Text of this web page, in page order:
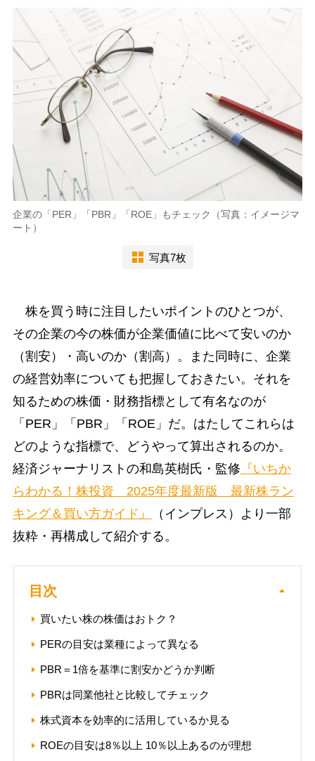
企業の「PER」「PBR」「ROE」もチェック（写真：イメージマ
ート）
写真7枚
株を買う時に注目したいポイントのひとつが、
その企業の今の株価が企業価値に比べて安いのか
（割安）・高いのか（割高）。また同時に、企業
の経営効率についても把握しておきたい。それを
知るための株価・財務指標として有名なのが
「PER」「PBR」「ROE」だ。はたしてこれらは
どのような指標で、どうやって算出されるのか。
経済ジャーナリストの和島英樹氏・監修 『いちか
らわかる！株投資 2025年度最新版 最新株ラン
キング＆買い方ガイド』
（インプレス）より一部
抜粋・再構成して紹介する。
目次
買いたい株の株価はおトク？
PERの目安は業種によって異なる
PBR＝1倍を基準に割安かどうか判断
PBRは同業他社と比較してチェック
株式資本を効率的に活用しているか見る
ROEの目安は8％以上 10％以上あるのが理想